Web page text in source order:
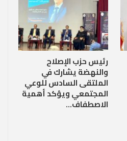
رئيس حزب الإصلاح
والنهضة يشارك في
الملتقى السادس للوعي
المجتمعي ويؤكد أهمية
الاصطفاف…